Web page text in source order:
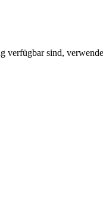
verfügbar sind,